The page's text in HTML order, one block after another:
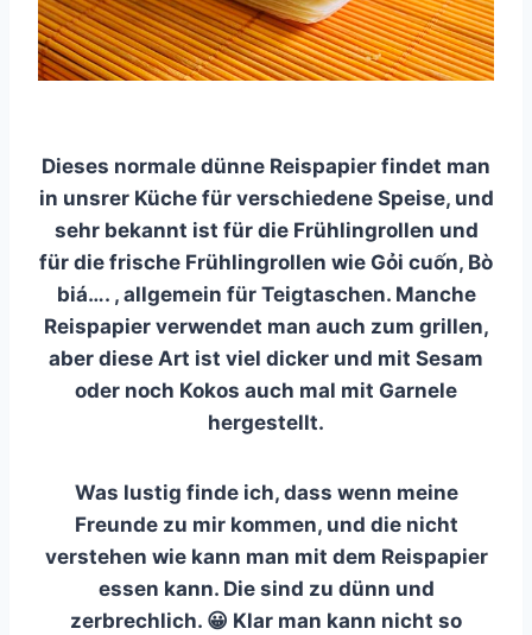
Dieses normale dünne Reispapier findet man
in unsrer Küche für verschiedene Speise, und
sehr bekannt ist für die Frühlingrollen und
für die frische Frühlingrollen wie Gỏi cuốn, Bò
biá…. , allgemein für Teigtaschen. Manche
Reispapier verwendet man auch zum grillen,
aber diese Art ist viel dicker und mit Sesam
oder noch Kokos auch mal mit Garnele
hergestellt.
Was lustig finde ich, dass wenn meine
Freunde zu mir kommen, und die nicht
verstehen wie kann man mit dem Reispapier
essen kann. Die sind zu dünn und
zerbrechlich. 😀 Klar man kann nicht so